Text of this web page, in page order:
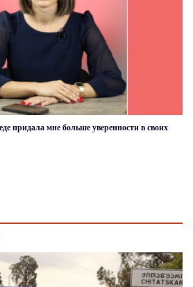
придала мне больше уверенности в своих